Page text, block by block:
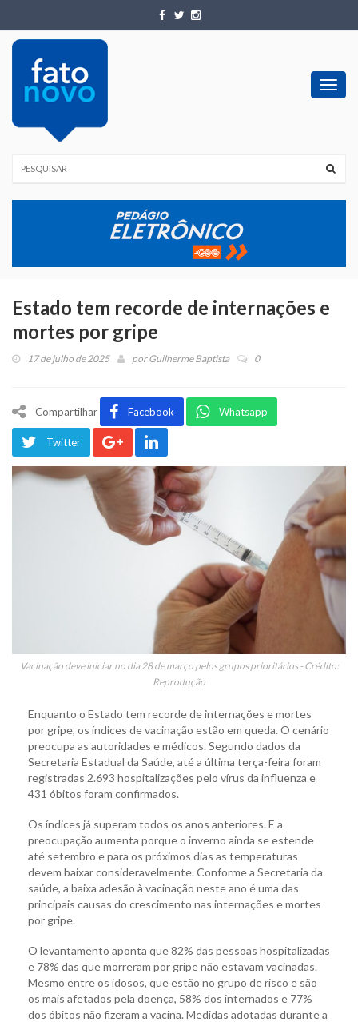
Estado tem recorde de internações e
mortes por gripe
17 de julho de 2025 porGuilherme Baptista 0
Compartilhar Facebook Whatsapp
Twitter
Vacinação deve iniciar no dia 28 de março pelos grupos prioritários - Crédito:
Reprodução
Enquanto o Estado tem recorde de internações e mortes
por gripe, os índices de vacinação estão em queda. O cenário
preocupa as autoridades e médicos. Segundo dados da
Secretaria Estadual da Saúde, até a última terça-feira foram
registradas 2.693 hospitalizações pelo vírus da influenza e
431 óbitos foram confirmados.
Os índices já superam todos os anos anteriores. E a
preocupação aumenta porque o inverno ainda se estende
até setembro e para os próximos dias as temperaturas
devem baixar consideravelmente. Conforme a Secretaria da
saúde, a baixa adesão à vacinação neste ano é uma das
principais causas do crescimento nas internações e mortes
por gripe.
O levantamento aponta que 82% das pessoas hospitalizadas
e 78% das que morreram por gripe não estavam vacinadas.
Mesmo entre os idosos, que estão no grupo de risco e são
os mais afetados pela doença, 58% dos internados e 77%
dos óbitos não fizeram a vacina. Medidas adotadas durante a